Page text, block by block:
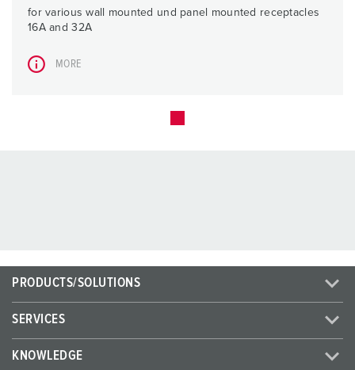
for various wall mounted und panel mounted receptacles
16A and 32A
MORE
PRODUCTS/SOLUTIONS
SERVICES
KNOWLEDGE